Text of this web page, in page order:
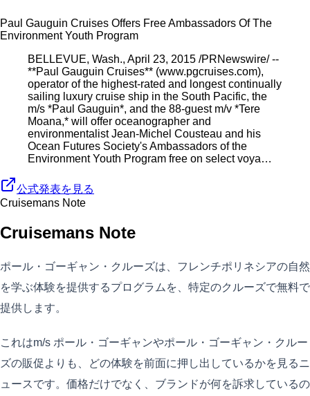
Paul Gauguin Cruises Offers Free Ambassadors Of The
Environment Youth Program
BELLEVUE, Wash., April 23, 2015 /PRNewswire/ --
**Paul Gauguin Cruises** (www.pgcruises.com),
operator of the highest-rated and longest continually
sailing luxury cruise ship in the South Pacific, the
m/s *Paul Gauguin*, and the 88-guest m/v *Tere
Moana,* will offer oceanographer and
environmentalist Jean-Michel Cousteau and his
Ocean Futures Society's Ambassadors of the
Environment Youth Program free on select voya…
公式発表を見る
Cruisemans Note
Cruisemans Note
ポール・ゴーギャン・クルーズは、フレンチポリネシアの自然
を学ぶ体験を提供するプログラムを、特定のクルーズで無料で
提供します。
これはm/s ポール・ゴーギャンやポール・ゴーギャン・クルー
ズの販促よりも、どの体験を前面に押し出しているかを見るニ
ュースです。価格だけでなく、ブランドが何を訴求しているの